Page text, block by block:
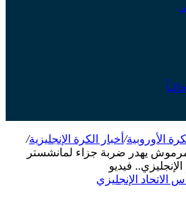
الأوروبية/ أخبار الكرة الإنجليزية/
يهدر ضربة جزاء لمانشستر
فيديو
الاتحاد الإنجليزي